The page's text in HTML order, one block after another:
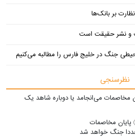
بر بانک‌ها
و نشر حقیقت است
جنگ در خلیج فارس را مطالبه‌ می‌کنیم
نظرسنجی
مخاصمات می‌انجامد یا دوباره شاهد یک
پایان مخاصمات
جنگ خواهد شد